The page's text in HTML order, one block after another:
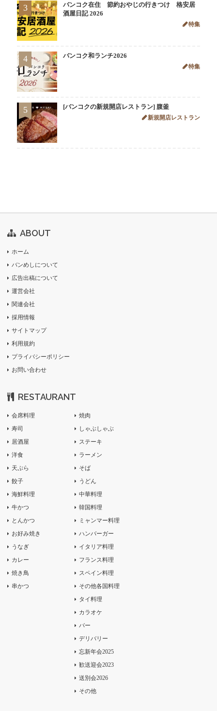
3
バンコク在住 節約おやじの行きつけ 格安居
酒屋日記 2026
特集
4 バンコク和ランチ2026
特集
5 [バンコクの新規開店レストラン] 腹釜
新規開店レストラン
ABOUT
ホーム
バンめしについて
広告出稿について
運営会社
関連会社
採用情報
サイトマップ
利用規約
プライバシーポリシー
お問い合わせ
RESTAURANT
会席料理
寿司
居酒屋
洋食
天ぷら
餃子
海鮮料理
牛かつ
とんかつ
お好み焼き
うなぎ
カレー
焼き鳥
串かつ
焼肉
しゃぶしゃぶ
ステーキ
ラーメン
そば
うどん
中華料理
韓国料理
ミャンマー料理
ハンバーガー
イタリア料理
フランス料理
スペイン料理
その他各国料理
タイ料理
カラオケ
バー
デリバリー
忘新年会2025
歓送迎会2023
送別会2026
その他